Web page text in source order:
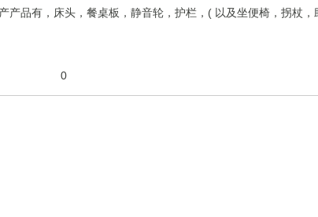
产品有，床头，餐桌板，静音轮，护栏，( 以及坐便椅，拐杖，
0